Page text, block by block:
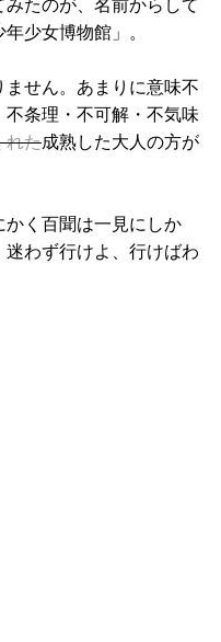
たのが、名前からして
少女博物館」。
せん。あまりに意味不
条理・不可解・不気味
れた成熟した大人の方が
かく百聞は一見にしか
わず行けよ、行けばわ